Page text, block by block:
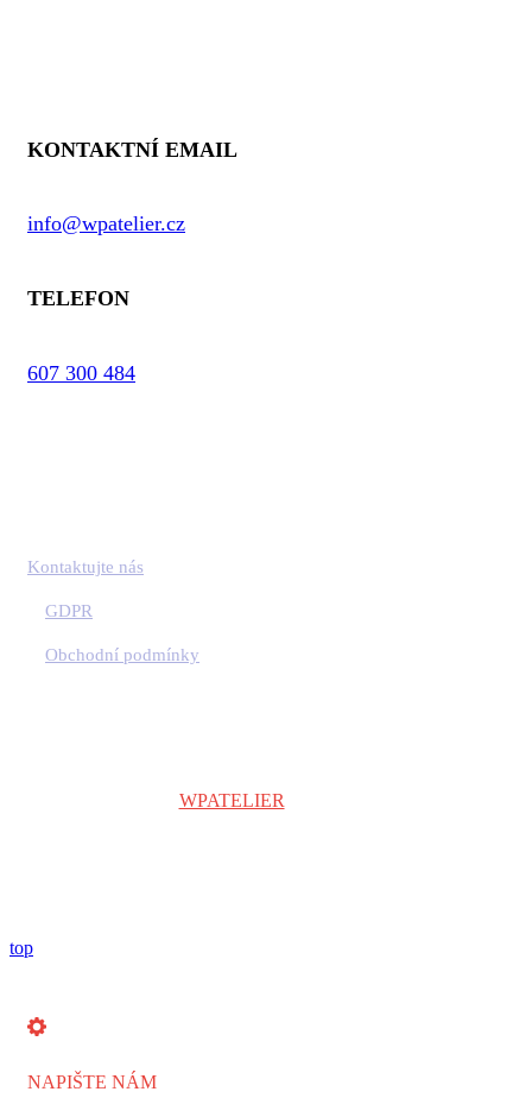
KONTAKTNÍ EMAIL
info@wpatelier.cz
TELEFON
607 300 484
Kontaktujte nás
GDPR
Obchodní podmínky
WPATELIER
top
NAPIŠTE NÁM